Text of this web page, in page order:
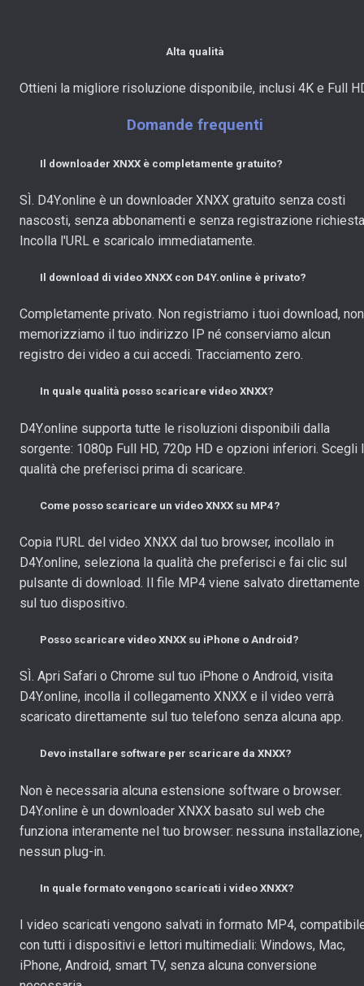
Alta qualità
Ottieni la migliore risoluzione disponibile, inclusi 4K e Full
Domande frequenti
Il downloader XNXX è completamente gratuito?
SÌ. D4Y.online è un downloader XNXX gratuito senza costi
nascosti, senza abbonamenti e senza registrazione
Incolla l'URL e scaricalo immediatamente.
Il download di video XNXX con D4Y.online è privato?
Completamente privato. Non registriamo i tuoi download, non
memorizziamo il tuo indirizzo IP né conserviamo alcun
registro dei video a cui accedi. Tracciamento zero.
In quale qualità posso scaricare video XNXX?
D4Y.online supporta tutte le risoluzioni disponibili dalla
sorgente: 1080p Full HD, 720p HD e opzioni inferiori. Scegli
qualità che preferisci prima di scaricare.
Come posso scaricare un video XNXX su MP4?
Copia l'URL del video XNXX dal tuo browser, incollalo in
D4Y.online, seleziona la qualità che preferisci e fai clic sul
pulsante di download. Il file MP4 viene salvato direttamente
sul tuo dispositivo.
Posso scaricare video XNXX su iPhone o Android?
SÌ. Apri Safari o Chrome sul tuo iPhone o Android, visita
D4Y.online, incolla il collegamento XNXX e il video verrà
scaricato direttamente sul tuo telefono senza alcuna app.
Devo installare software per scaricare da XNXX?
Non è necessaria alcuna estensione software o browser.
D4Y.online è un downloader XNXX basato sul web che
funziona interamente nel tuo browser: nessuna installazione,
nessun plug-in.
In quale formato vengono scaricati i video XNXX?
I video scaricati vengono salvati in formato MP4,
con tutti i dispositivi e lettori multimediali: Windows, Mac,
iPhone, Android, smart TV, senza alcuna conversione